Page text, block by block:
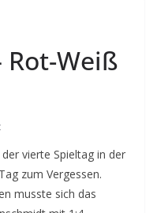
Rot-Weiß
vierte Spieltag in der
zum Vergessen.
musste sich das